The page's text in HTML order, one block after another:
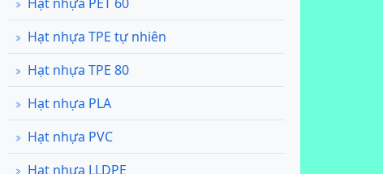
Hạt nhựa TPE tự nhiên
Hạt nhựa TPE 80
Hạt nhựa PLA
Hạt nhựa PVC
Hạt nhựa LLDPE